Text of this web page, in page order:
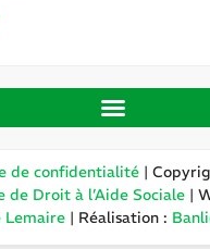
de confidentialité |
de Droit à l’Aide Sociale |
Lemaire| Réalisation :